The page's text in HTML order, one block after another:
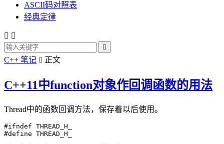
ASCII码对照表
经典定律
 

C++ 笔记  正文
C++11中function对象作回调函数的用法
Thread中的函数回调方法，保存着以后使用。
#ifndef THREAD_H_
#define THREAD_H_